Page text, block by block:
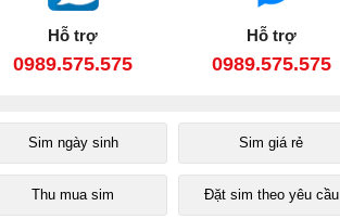
Hỗ trợ
0989.575.575
Hỗ trợ
0989.575.575
Sim ngày sinh Sim giá rẻ
Thu mua sim Đặt sim theo yêu cầu